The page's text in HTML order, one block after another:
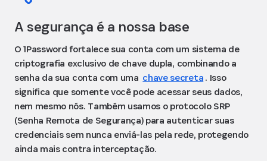
A segurança é a nossa base
O 1Password fortalece sua conta com um sistema de
criptografia exclusivo de chave dupla, combinando a
senha da sua conta com uma chave secreta. Isso
significa que somente você pode acessar seus dados,
nem mesmo nós. Também usamos o protocolo SRP
(Senha Remota de Segurança) para autenticar suas
credenciais sem nunca enviá-las pela rede, protegendo
ainda mais contra interceptação.